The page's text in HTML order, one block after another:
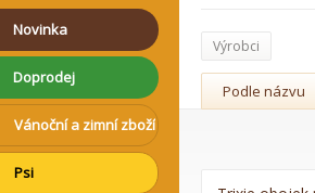
Novinka
Doprodej
Vánoční a zimní zboží
Psi
Výrobci
Podle názvu